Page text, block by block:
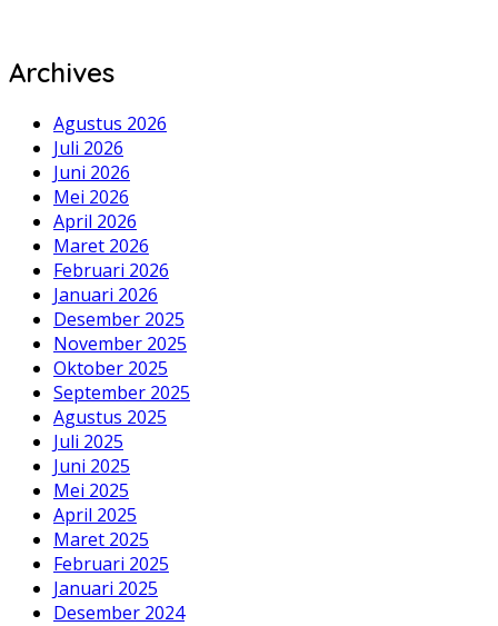
Archives
Agustus 2026
Juli 2026
Juni 2026
Mei 2026
April 2026
Maret 2026
Februari 2026
Januari 2026
Desember 2025
November 2025
Oktober 2025
September 2025
Agustus 2025
Juli 2025
Juni 2025
Mei 2025
April 2025
Maret 2025
Februari 2025
Januari 2025
Desember 2024